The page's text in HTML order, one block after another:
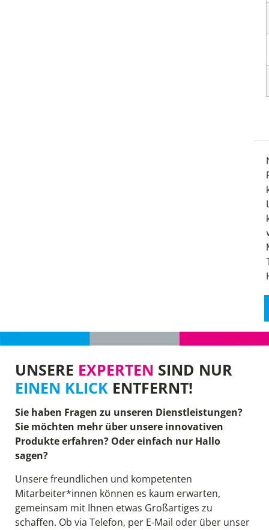
UNSERE EXPERTEN SIND NUR
EINEN KLICK ENTFERNT!
Sie haben Fragen zu unseren Dienstleistungen?
Sie möchten mehr über unsere innovativen
Produkte erfahren? Oder einfach nur Hallo
sagen?
Unsere freundlichen und kompetenten
Mitarbeiter*innen können es kaum erwarten,
gemeinsam mit Ihnen etwas Großartiges zu
schaffen. Ob via Telefon, per E-Mail oder über unser